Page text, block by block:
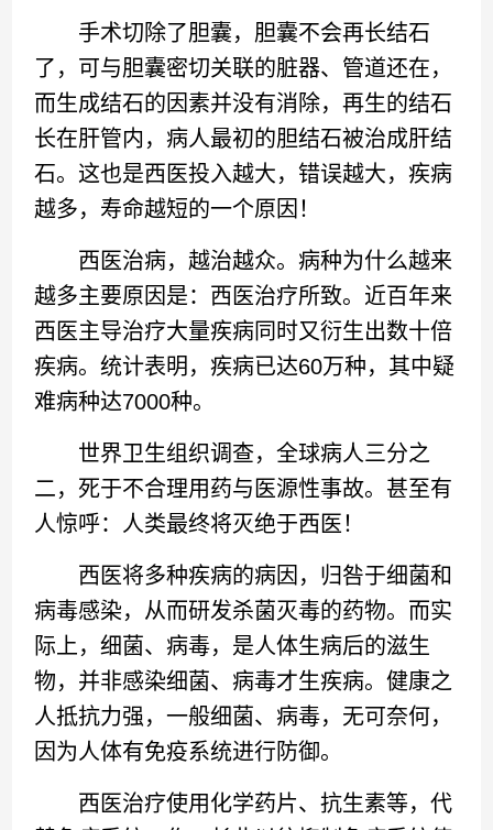
手术切除了胆囊，胆囊不会再长结石
了，可与胆囊密切关联的脏器、管道还在，
而生成结石的因素并没有消除，再生的结石
长在肝管内，病人最初的胆结石被治成肝结
石。这也是西医投入越大，错误越大，疾病
越多，寿命越短的一个原因！
西医治病，越治越众。病种为什么越来
越多主要原因是：西医治疗所致。近百年来
西医主导治疗大量疾病同时又衍生出数十倍
疾病。统计表明，疾病已达60万种，其中疑
难病种达7000种。
世界卫生组织调查，全球病人三分之
二，死于不合理用药与医源性事故。甚至有
人惊呼：人类最终将灭绝于西医！
西医将多种疾病的病因，归咎于细菌和
病毒感染，从而研发杀菌灭毒的药物。而实
际上，细菌、病毒，是人体生病后的滋生
物，并非感染细菌、病毒才生疾病。健康之
人抵抗力强，一般细菌、病毒，无可奈何，
因为人体有免疫系统进行防御。
西医治疗使用化学药片、抗生素等，代